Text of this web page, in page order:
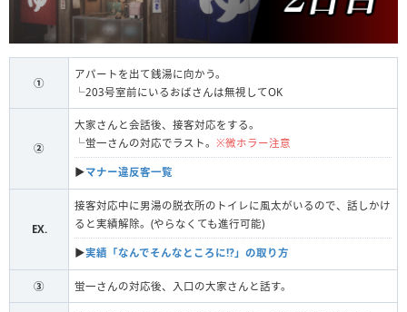
①
アパートを出て銭湯に向かう。
└203号室前にいるおばさんは無視してOK
②
大家さんと会話後、接客対応をする。
└蛍一さんの対応でラスト。 ※微ホラー注意
▶︎マナー違反客一覧
EX.
接客対応中に男湯の脱衣所のトイレに風太がいるので、話しかけ
ると実績解除。(やらなくても進行可能)
▶︎実績「なんでそんなところに⁉」の取り方
③ 蛍一さんの対応後、入口の大家さんと話す。